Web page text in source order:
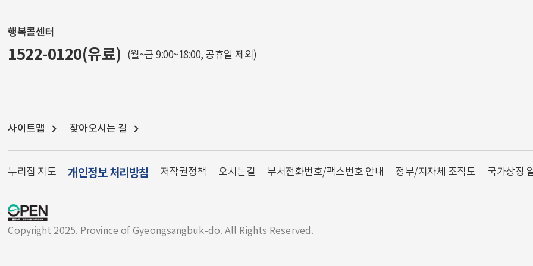
행복콜센터
1522-0120(유료) (월~금 9:00~18:00, 공휴일 제외)
사이트맵 찾아오시는 길
누리집 지도 개인정보 처리방침 저작권정책 오시는길 부서전화번호/팩스번호 안내 정부/지자체 조직도 국가상징
Copyright 2025. Province of Gyeongsangbuk-do. All Rights Reserved.